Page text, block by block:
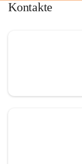
Kontakte